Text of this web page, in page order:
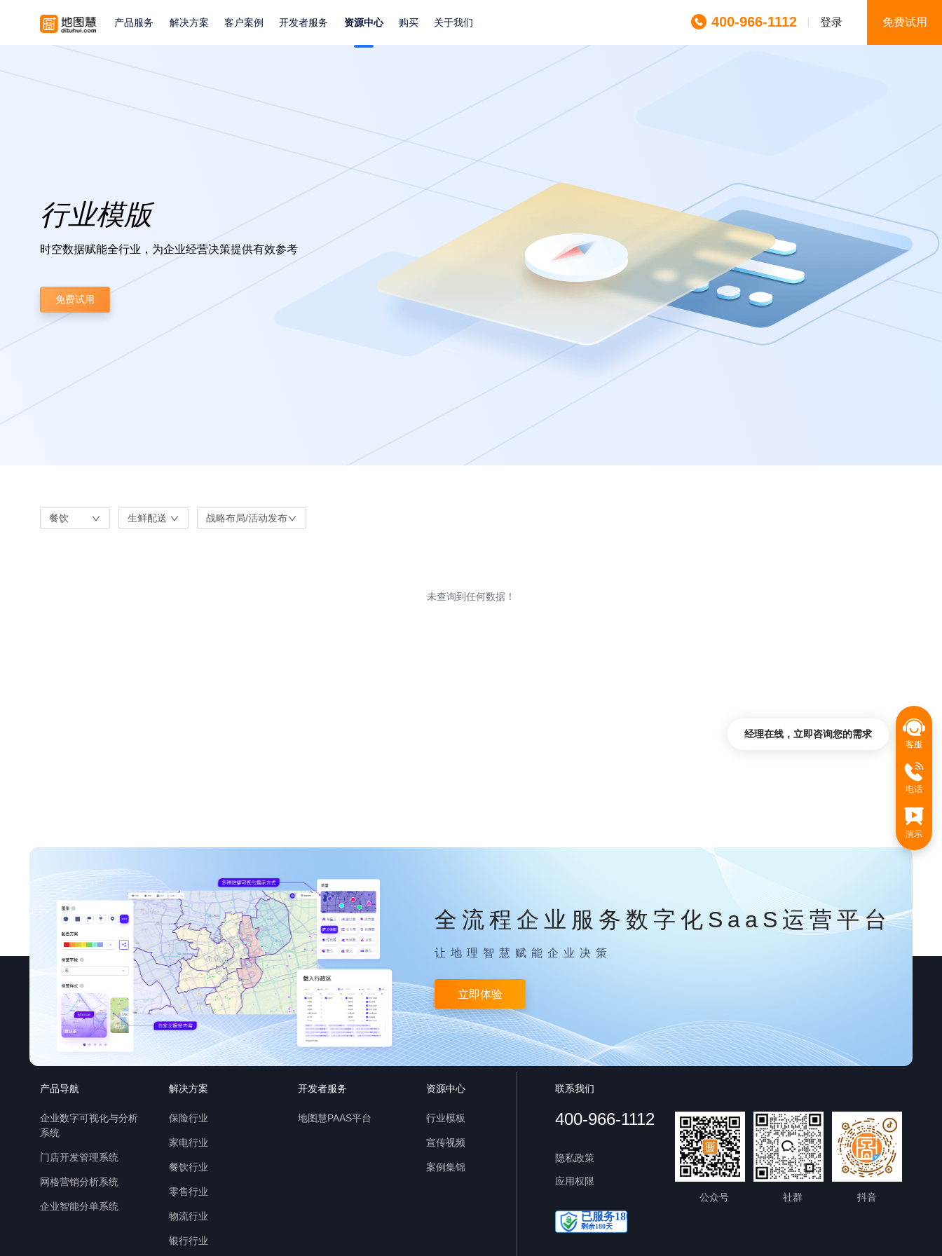
产品服务 解决方案 客户案例 开发者服务 资源中心 购买 关于我们 400-966-1112 登录 免费试用
行业模版
时空数据赋能全行业，为企业经营决策提供有效参考
免费试用
餐饮 生鲜配送 战略布局/活动发布
未查询到任何数据！
全流程企业服务数字化SaaS运营平台
让地理智慧赋能企业决策
立即体验
产品导航
企业数字可视化与分析
系统
门店开发管理系统
网格营销分析系统
企业智能分单系统
解决方案
保险行业
家电行业
餐饮行业
零售行业
物流行业
银行行业
开发者服务
地图慧PAAS平台
资源中心
行业模板
宣传视频
案例集锦
联系我们
400-966-1112
隐私政策
应用权限
公众号
社群 抖音
客服
电话
演示
经理在线，立即咨询您的需求